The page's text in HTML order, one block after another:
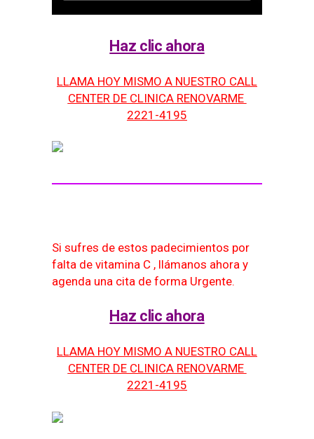
Haz clic ahora
LLAMA HOY MISMO A NUESTRO CALL
CENTER DE CLINICA RENOVARME
2221-4195
Si sufres de estos padecimientos por
falta de vitamina C , llámanos ahora y
agenda una cita de forma Urgente.
Haz clic ahora
LLAMA HOY MISMO A NUESTRO CALL
CENTER DE CLINICA RENOVARME
2221-4195